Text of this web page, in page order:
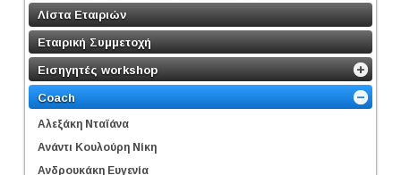
Λίστα Εταιριών
Εταιρική Συμμετοχή
Εισηγητές workshop
Coach
Αλεξάκη Νταϊάνα
Ανάντι Κουλούρη Νίκη
Ανδρουκάκη Ευγενία